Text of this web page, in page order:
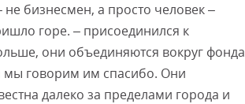
не бизнесмен, а просто человек –
горе. – присоединился к
они объединяются вокруг фонда
мы говорим им спасибо. Они
далеко за пределами города и